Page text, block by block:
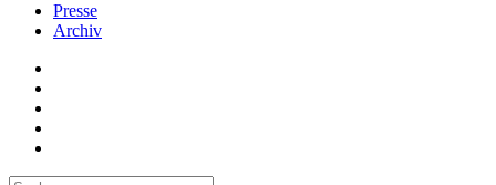
Presse
Archiv